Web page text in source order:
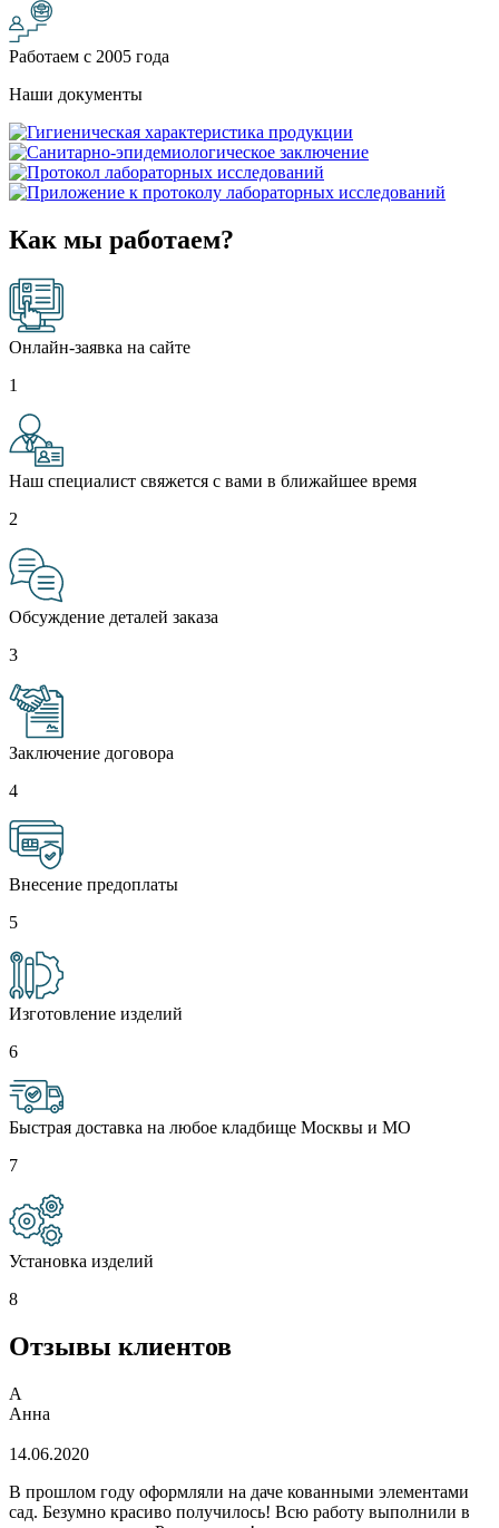
Работаем с 2005 года
Наши документы
Как мы работаем?
Онлайн-заявка на сайте
1
Наш специалист свяжется с вами в ближайшее время
2
Обсуждение деталей заказа
3
Заключение договора
4
Внесение предоплаты
5
Изготовление изделий
6
Быстрая доставка на любое кладбище Москвы и МО
7
Установка изделий
8
Отзывы клиентов
А
Анна
14.06.2020
В прошлом году оформляли на даче кованными элементами
сад. Безумно красиво получилось! Всю работу выполнили в